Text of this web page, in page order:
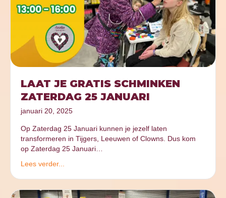
LAAT JE GRATIS SCHMINKEN
ZATERDAG 25 JANUARI
januari 20, 2025
Op Zaterdag 25 Januari kunnen je jezelf laten
transformeren in Tijgers, Leeuwen of Clowns. Dus kom
op Zaterdag 25 Januari…
Lees verder...